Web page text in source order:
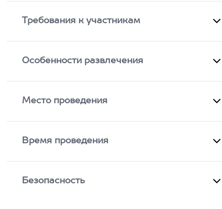
Требования к участникам
Особенности развлечения
Место проведения
Время проведения
Безопасность